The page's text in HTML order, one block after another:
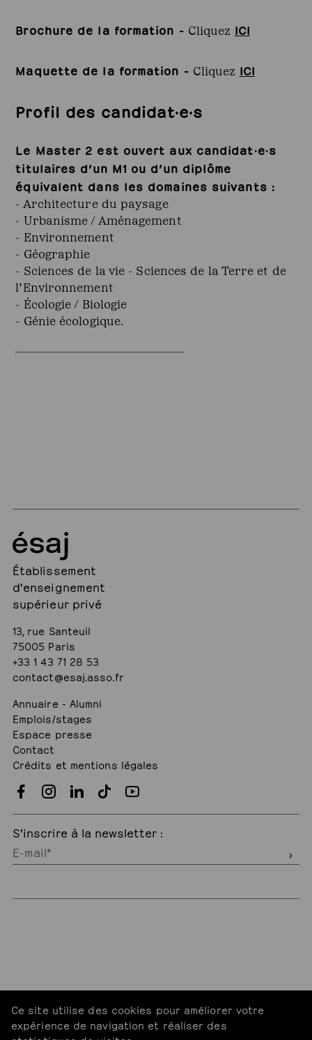
Brochure de la formation - Cliquez ICI
Maquette de la formation - Cliquez ICI
Profil des candidat·e·s
Le Master 2 est ouvert aux candidat·e·s
titulaires d’un M1 ou d’un diplôme
équivalent dans les domaines suivants :
- Architecture du paysage
- Urbanisme / Aménagement
- Environnement
- Géographie
- Sciences de la vie - Sciences de la Terre et de
l’Environnement
- Écologie / Biologie
- Génie écologique.
Ce site utilise des cookies pour améliorer votre
expérience de navigation et réaliser des
Établissement
d'enseignement
supérieur privé
13, rue Santeuil
75005 Paris
+33 1 43 71 28 53
contact@esaj.asso.fr
Annuaire - Alumni
Emplois/stages
Espace presse
Contact
Crédits et mentions légales
S'inscrire à la newsletter :